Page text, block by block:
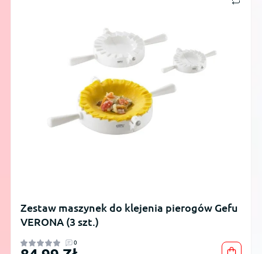
Zestaw maszynek do klejenia pierogów Gefu
VERONA (3 szt.)
0